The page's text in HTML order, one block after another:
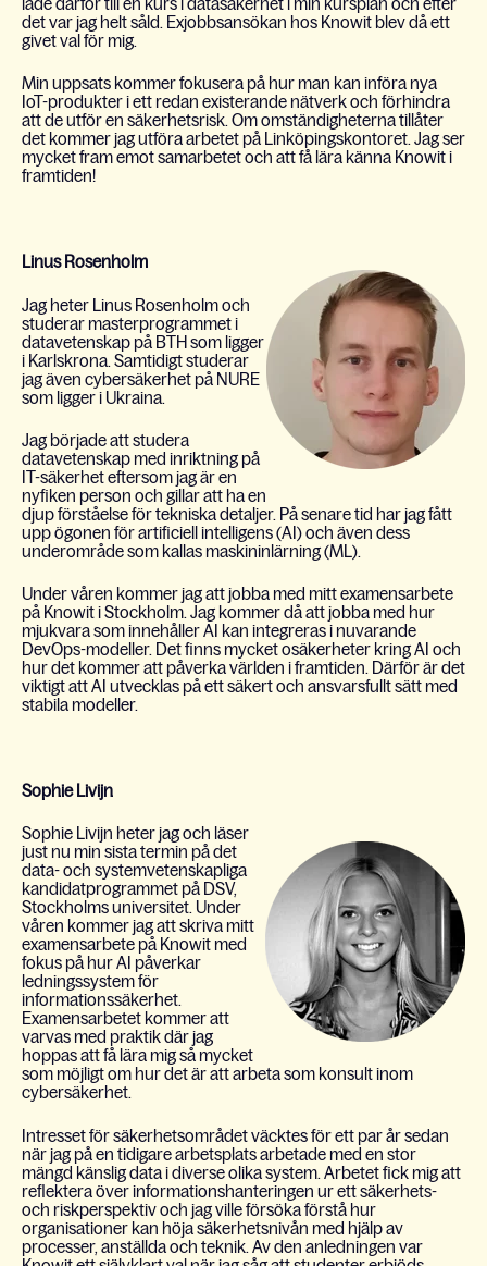
lade därför till en kurs i datasäkerhet i min kursplan och efter
det var jag helt såld. Exjobbsansökan hos Knowit blev då ett
givet val för mig.
Min uppsats kommer fokusera på hur man kan införa nya
IoT-produkter i ett redan existerande nätverk och förhindra
att de utför en säkerhetsrisk. Om omständigheterna tillåter
det kommer jag utföra arbetet på Linköpingskontoret. Jag ser
mycket fram emot samarbetet och att få lära känna Knowit i
framtiden!
Linus Rosenholm
Jag heter Linus Rosenholm och
studerar masterprogrammet i
datavetenskap på BTH som ligger
i Karlskrona. Samtidigt studerar
jag även cybersäkerhet på NURE
som ligger i Ukraina.
Jag började att studera
datavetenskap med inriktning på
IT-säkerhet eftersom jag är en
nyfiken person och gillar att ha en
djup förståelse för tekniska detaljer. På senare tid har jag fått
upp ögonen för artificiell intelligens (AI) och även dess
underområde som kallas maskininlärning (ML).
Under våren kommer jag att jobba med mitt examensarbete
på Knowit i Stockholm. Jag kommer då att jobba med hur
mjukvara som innehåller AI kan integreras i nuvarande
DevOps-modeller. Det finns mycket osäkerheter kring AI och
hur det kommer att påverka världen i framtiden. Därför är det
viktigt att AI utvecklas på ett säkert och ansvarsfullt sätt med
stabila modeller.
Sophie Livijn
Sophie Livijn heter jag och läser
just nu min sista termin på det
data- och systemvetenskapliga
kandidatprogrammet på DSV,
Stockholms universitet. Under
våren kommer jag att skriva mitt
examensarbete på Knowit med
fokus på hur AI påverkar
ledningssystem för
informationssäkerhet.
Examensarbetet kommer att
varvas med praktik där jag
hoppas att få lära mig så mycket
som möjligt om hur det är att arbeta som konsult inom
cybersäkerhet.
Intresset för säkerhetsområdet väcktes för ett par år sedan
när jag på en tidigare arbetsplats arbetade med en stor
mängd känslig data i diverse olika system. Arbetetfick mig att
reflektera över informationshanteringen ur ett säkerhets-
och riskperspektiv och jag ville försöka förstå hur
organisationer kan höja säkerhetsnivån med hjälp av
processer, anställda och teknik. Av den anledningen var